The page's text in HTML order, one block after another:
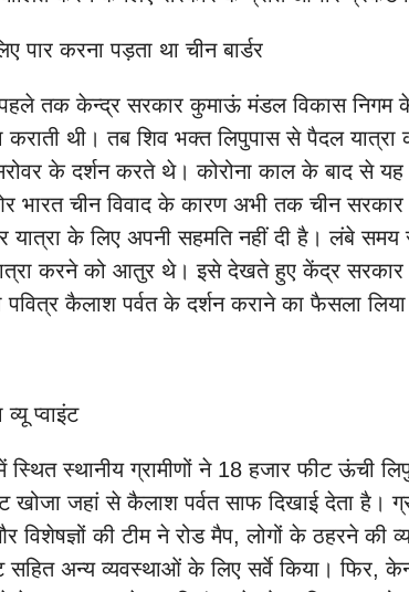
पार करना पड़ता था चीन बार्डर
तक केन्द्र सरकार कुमाऊं मंडल विकास निगम
कराती थी। तब शिव भक्त लिपुपास से पैदल यात्रा
के दर्शन करते थे। कोरोना काल के बाद से यह
भारत चीन विवाद के कारण अभी तक चीन
यात्रा के लिए अपनी सहमति नहीं दी है। लंबे
करने को आतुर थे। इसे देखते हुए केंद्र सरकार
पवित्र कैलाश पर्वत के दर्शन कराने का फैसला
प्वाइंट
स्थित स्थानीय ग्रामीणों ने 18 हजार फीट ऊंची
खोजा जहां से कैलाश पर्वत साफ दिखाई देता है।
विशेषज्ञों की टीम ने रोड मैप, लोगों के ठहरने की
अन्य व्यवस्थाओं के लिए सर्वे किया। फिर,